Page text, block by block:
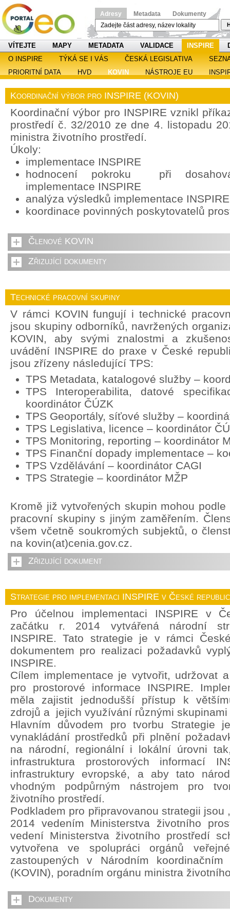
Adresy Metadata Dokumenty
VÍTEJTE MAPY METADATA VALIDACE INSPIRE
O INSPIRE
TÝKÁ SE I VÁS ČESKÁ LEGISLATIVA
PRIORITNÍ DATA
HVD KOVIN NÁSTROJE EU
Koordinační výbor pro INSPIRE (KOVIN)
Koordinační výbor pro INSPIRE vznikl
prostředí č. 32/2010 ze dne 4. listopadu
ministra životního prostředí.
Úkoly:
implementace INSPIRE
hodnocení pokroku při
implementace INSPIRE
analýza výsledků implementace INSPIRE
koordinace povinných poskytovatelů
Členové KOVIN
Zřizující dokumenty
Technické pracovní skupiny
V rámci KOVIN fungují i technické
jsou skupiny odborníků, navržených
KOVIN, aby svými znalostmi a
uvádění INSPIRE do praxe v České
jsou zřízeny následující TPS:
TPS Metadata, katalogové služby –
TPS Interoperabilita, datové
koordinátor ČÚZK
TPS Geoportály, síťové služby –
TPS Legislativa, licence – koordinátor
TPS Monitoring, reporting – koordinátor
TPS Finanční dopady implementace –
TPS Vzdělávání – koordinátor CAGI
TPS Strategie – koordinátor MŽP
Kromě již vytvořených skupin mohou
pracovní skupiny s jiným zaměřením.
všem včetně soukromých subjektů, o
na kovin(at)cenia.gov.cz.
Zřizující dokument
Strategie pro implementaci INSPIRE v České
Pro účelnou implementaci INSPIRE v
začátku r. 2014 vytvářená národní
INSPIRE. Tato strategie je v rámci
dokumentem pro realizaci požadavků
INSPIRE.
Cílem implementace je vytvořit, udržovat
pro prostorové informace INSPIRE.
měla zajistit jednodušší přístup k
zdrojů a jejich využívání různými skupinami
Hlavním důvodem pro tvorbu Strategie
vynakládání prostředků při plnění
na národní, regionální i lokální úrovni
infrastruktura prostorových informací
infrastruktury evropské, a aby tato
vhodným podpůrným nástrojem pro
životního prostředí.
Podkladem pro připravovanou strategii jsou
2014 vedením Ministerstva životního
vedení Ministerstva životního prostředí
vytvořena ve spolupráci orgánů
zastoupených v Národním
(KOVIN), poradním orgánu ministra
Dokumenty